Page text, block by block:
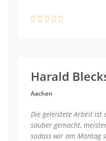
Harald
Aachen
Die geleistete Arbeit ist
sauber gemacht,
sodass wir am Montag